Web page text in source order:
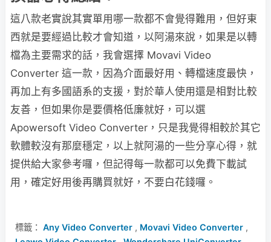
這八款老實說其實單用哪一款都不會覺得難用，但好東
西就是要經過比較才會知道，以阿湯來說，如果是以轉
檔為主要需求的話，我會選擇 Movavi Video
Converter 這一款，因為介面最好用、轉檔速度最快，
再加上有多國語系的支援，對於華人使用還是相對比較
友善，但如果你是要價格低廉就好，可以選
Apowersoft Video Converter，只是我覺得相較於其它
軟體較沒有那麼穩定，以上就阿湯的一些分享心得，就
提供給大家參考囉，但記得每一款都可以免費下載試
用，確定好用後再購買就好，不要白花錢囉。
標籤： Any Video Converter , Movavi Video Converter ,